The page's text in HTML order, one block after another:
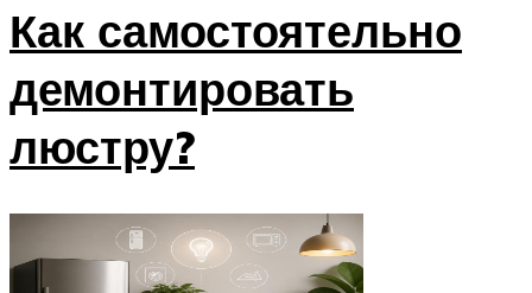
Как самостоятельно
демонтировать
люстру?